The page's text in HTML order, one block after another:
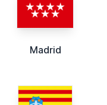
Madrid